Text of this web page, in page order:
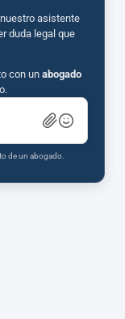
asistente
duda legal que
con un abogado
de un abogado.